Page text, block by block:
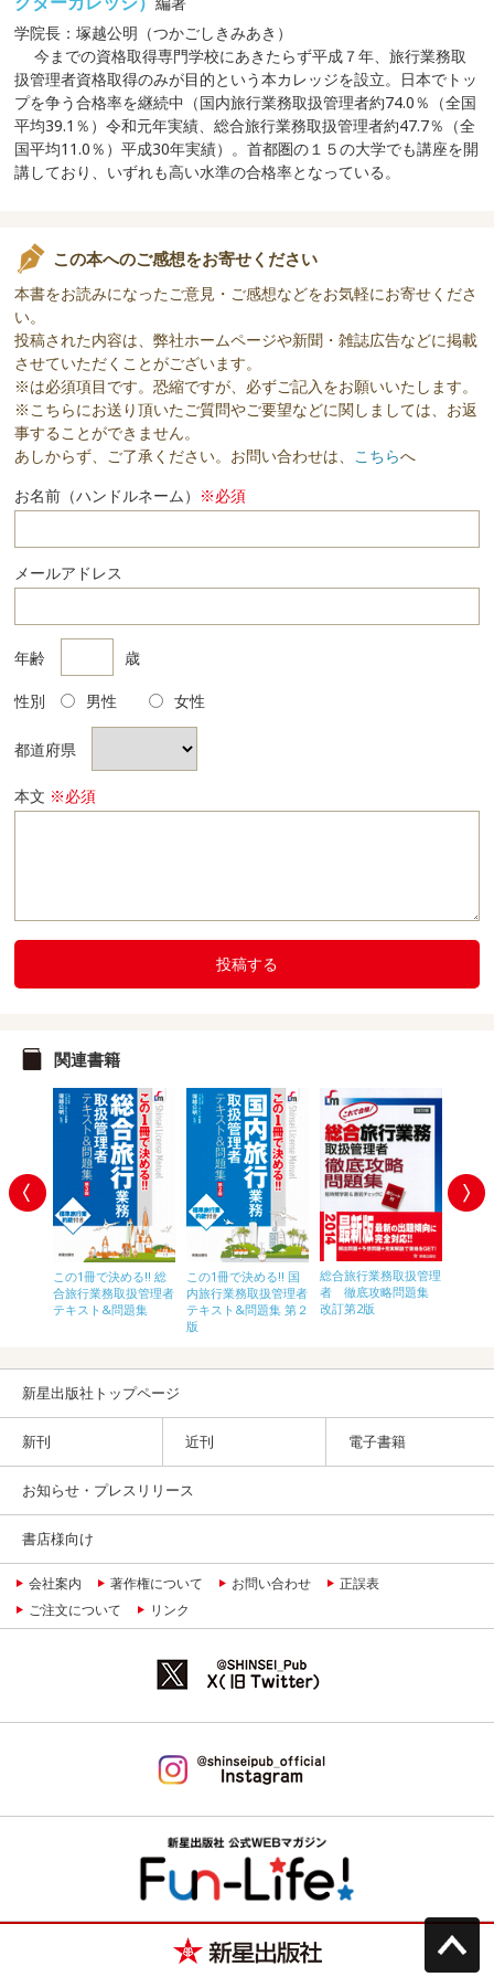
学院長：塚越公明（つかごしきみあき）
今までの資格取得専門学校にあきたらず平成７年、旅行業務取
扱管理者資格取得のみが目的という本カレッジを設立。日本でトッ
プを争う合格率を継続中（国内旅行業務取扱管理者約74.0％（全国
平均39.1％）令和元年実績、総合旅行業務取扱管理者約47.7％（全
国平均11.0％）平成30年実績）。首都圏の１５の大学でも講座を開
講しており、いずれも高い水準の合格率となっている。
この本へのご感想をお寄せください
本書をお読みになったご意見・ご感想などをお気軽にお寄せくださ
い。
投稿された内容は、弊社ホームページや新聞・雑誌広告などに掲載
させていただくことがございます。
※は必須項目です。恐縮ですが、必ずご記入をお願いいたします。
※こちらにお送り頂いたご質問やご要望などに関しましては、お返
事することができません。
あしからず、ご了承ください。お問い合わせは、 こちらへ
お名前（ハンドルネーム） ※必須
メールアドレス
年齢 歳
性別 男性 女性
都道府県
本文 ※必須
投稿する
関連書籍
この1冊で決める!! 総
合旅行業務取扱管理者
テキスト&問題集
この1冊で決める!! 国
内旅行業務取扱管理者
テキスト&問題集 第２
版
総合旅行業務取扱管理
者 徹底攻略問題集
改訂第2版
新星出版社トップページ
新刊 近刊 電子書籍
お知らせ・プレスリリース
書店様向け
会社案内 著作権について お問い合わせ
正誤表
ご注文について
リンク